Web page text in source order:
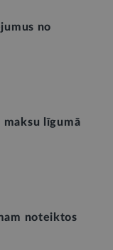
no
maksu līgumā
noteiktos